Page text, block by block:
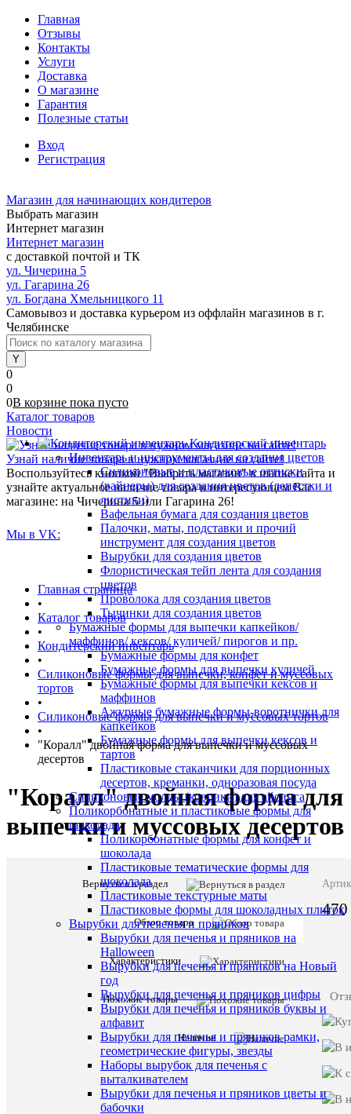
Главная
Отзывы
Контакты
Услуги
Доставка
О магазине
Гарантия
Полезные статьи
Вход
Регистрация
Магазин для начинающих кондитеров
Выбрать магазин
Интернет магазин
Интернет магазин
с доставкой почтой и ТК
ул. Чичерина 5
ул. Гагарина 26
ул. Богдана Хмельницкого 11
Самовывоз и доставка курьером из оффлайн магазинов в г.
Челябинске
0
0
0В корзине пока пусто
Каталог товаров
Кондитерский инвентарь
Инвентарь и инструменты для создания цветов
Силиконовые и пластиковые оттиски
(вайнеры) для создания цветов (лепестки и
листики)
Вафельная бумага для создания цветов
Палочки, маты, подставки и прочий
инструмент для создания цветов
Вырубки для создания цветов
Флористическая тейп лента для создания
цветов
Проволока для создания цветов
Тычинки для создания цветов
Бумажные формы для выпечки капкейков/
маффинов/ кексов/ куличей/ пирогов и пр.
Бумажные формы для конфет
Бумажные формы для выпечки куличей
Бумажные формы для выпечки кексов и
маффинов
Ажурные бумажные формы-воротнички для
капкейков
Бумажные формы для выпечки кексов и
тартов
Пластиковые стаканчики для порционных
десертов, креманки, одноразовая посуда
Силиконовые молды (коврики) для айсинга
Поликорбонатные и пластиковые формы для
шоколада
Поликорбонатные формы для конфет и
шоколада
Пластиковые тематические формы для
шоколада
Пластиковые текстурные маты
Пластиковые формы для шоколадных плиток
Вырубки для печенья и пряников
Вырубки для печенья и пряников на
Halloween
Вырубки для печенья и пряников на Новый
год
Вырубки для печенья и пряников цифры
Вырубки для печенья и пряников буквы и
алфавит
Вырубки для печенья и пряников рамки,
геометрические фигуры, звезды
Наборы вырубок для печенья с
выталкивателем
Вырубки для печенья и пряников цветы и
бабочки
Новости
Узнай наличие товара в нужном магазине на сайте!
Воспользуйтесь кнопкой "Выбрать магазин" в шапке сайта и
узнайте актуальное наличие товара в интересующем Вас
магазине: на Чичерина 5 или Гагарина 26!
Мы в VK:
Главная страница
•
Каталог товаров
•
Кондитерский инвентарь
•
Силиконовые формы для выпечки, конфет и муссовых
тортов
•
Силиконовые формы для выпечки и муссовых тортов
•
"Коралл" двойная форма для выпечки и муссовых
десертов
"Коралл" двойная форма для
выпечки и муссовых десертов
Вернуться в раздел
Обзор товара
Характеристики
Похожие товары
Наличие
товара:
"Коралл"
двойная
форма
выпечки
и
муссовых